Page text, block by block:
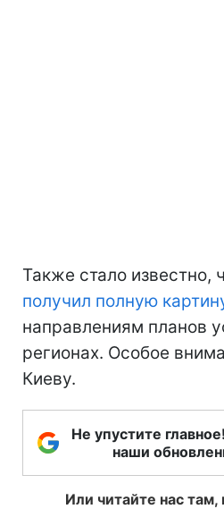
Также стало известно,
получил полную
направлениям планов
регионах. Особое
Киеву.
Не упустите
наши
Или читайте нас там,